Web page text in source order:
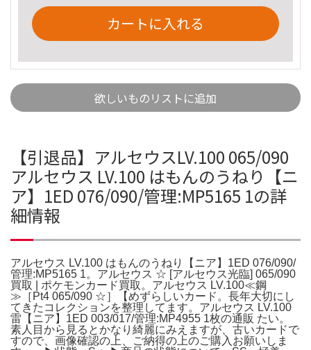
カートに入れる
欲しいものリストに追加
【引退品】アルセウスLV.100 065/090
アルセウス LV.100 はもんのうねり【ニ
ア】1ED 076/090/管理:MP5165 1の詳
細情報
アルセウス LV.100 はもんのうねり【ニア】1ED 076/090/
管理:MP5165 1。アルセウス ☆ [アルセウス光臨] 065/090
買取 | ポケモンカード買取。アルセウス LV.100≪鋼
≫［Pt4 065/090 ☆］【めずらしいカード。長年大切にし
てきたコレクションを整理してます。アルセウス LV.100
雷【ニア】1ED 003/017/管理:MP4955 1枚の通販 たい。
素人目から見るとかなり綺麗にみえますが、古いカードで
すので、画像確認の上、ご納得の上のご購入お願いしま